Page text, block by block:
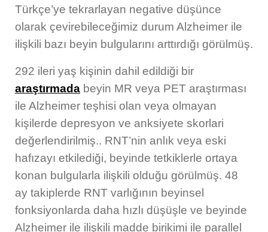
İletişim
YAZILAR
Kalbinize Dair Bilgiler
İLETİŞİM
T. 0212 225 88 40
F. 0212 224 51 35
iletisim@kalpsagliginiz.com
Soru Sor
Muayene
Türkçe’ye tekrarlayan negative düşünce
olarak çevirebileceğimiz durum Alzheimer ile
ilişkili bazı beyin bulgularını arttırdığı görülmüş.
292 ileri yaş kişinin dahil edildiği bir
araştırmada beyin MR veya PET araştırması
ile Alzheimer teşhisi olan veya olmayan
kişilerde depresyon ve anksiyete skorlari
değerlendirilmiş.. RNT’nin anlık veya eski
hafızayı etkilediği, beyinde tetkiklerle ortaya
konan bulgularla ilişkili olduğu görülmüş. 48
ay takiplerde RNT varlığının beyinsel
fonksiyonlarda daha hızlı düşüşle ve beyinde
Alzheimer ile ilişkili madde birikimi ile parallel
Konu
GÖNDER
Muayene Tipi
Açıklama
GÖNDER